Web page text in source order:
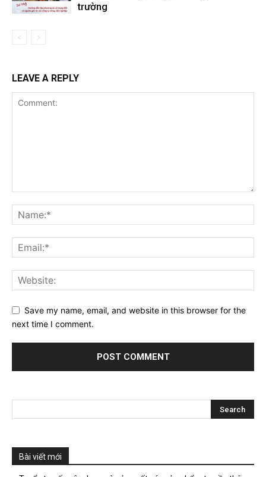
trường
LEAVE A REPLY
Save my name, email, and website in this browser for the
next time I comment.
Bài viết mới